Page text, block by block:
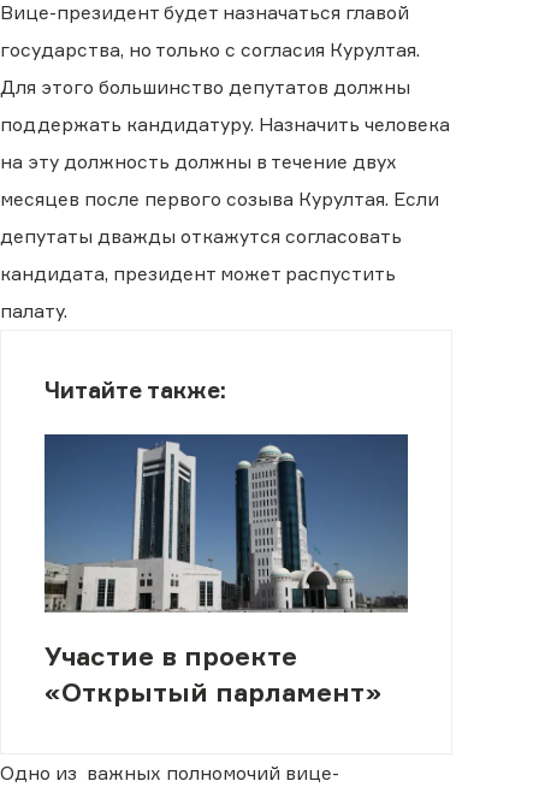
Вице-президент будет назначаться главой
государства, но только с согласия Курултая.
Для этого большинство депутатов должны
поддержать кандидатуру. Назначить человека
на эту должность должны в течение двух
месяцев после первого созыва Курултая. Если
депутаты дважды откажутся согласовать
кандидата, президент может распустить
палату.
Читайте также:
Участие в проекте
«Открытый парламент»
Одно из важных полномочий вице-